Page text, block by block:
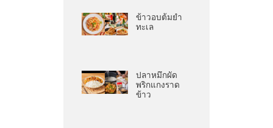
ข้าวอบต้มยำ
ทะเล
ปลาหมึกผัด
พริกแกงราด
ข้าว